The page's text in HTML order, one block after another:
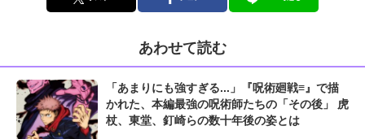
あわせて読む
「あまりにも強すぎる...」『呪術廻戦≡』で描
かれた、本編最強の呪術師たちの「その後」 虎
杖、東堂、釘崎らの数十年後の姿とは